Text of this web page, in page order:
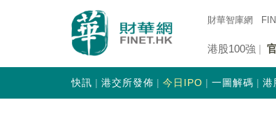
財華智庫網
港股100強
快訊 港交所發佈 今日IPO 一圖解碼 港